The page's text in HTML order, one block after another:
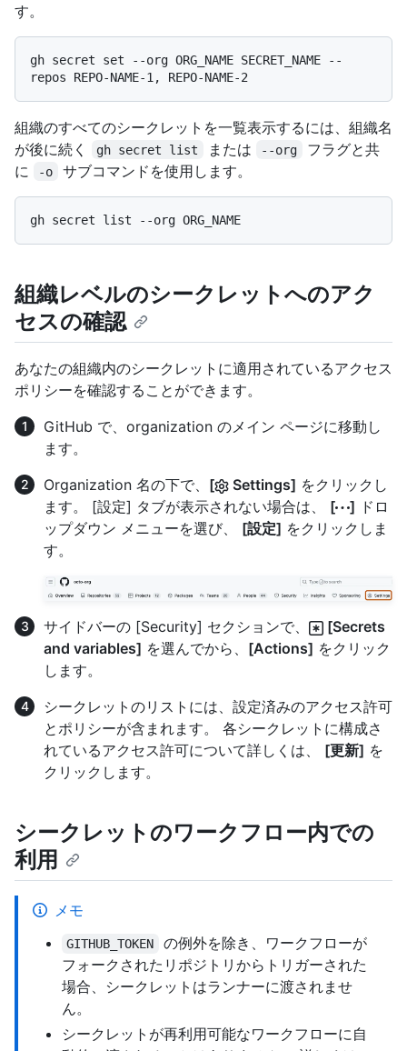
す。
gh secret set --org ORG_NAME SECRET_NAME --
組織のすべてのシークレットを一覧表示するには、組織名
が後に続く
gh secret list または --org
フラグと共
に
-o サブコマンドを使用します。
組織レベルのシークレットへのアク
セスの確認
あなたの組織内のシークレットに適用されているアクセス
ポリシーを確認することができます。
GitHub で、organization のメイン ページに移動し
ます。
Organization 名の下で、 [ Settings] をクリックし
ます。 [設定] タブが表示されない場合は、 [ ] ドロ
ップダウン メニューを選び、 [設定] をクリックしま
す。
サイドバーの [Security] セクションで、
[Secrets
and variables] を選んでから、 [Actions] をクリック
します。
シークレットのリストには、設定済みのアクセス許可
とポリシーが含まれます。 各シークレットに構成さ
れているアクセス許可について詳しくは、 [更新] を
クリックします。
シークレットのワークフロー内での
利用
メモ
GITHUB_TOKEN
の例外を除き、ワークフローが
フォークされたリポジトリからトリガーされた
場合、シークレットはランナーに渡されませ
ん。
シークレットが再利用可能なワークフローに自